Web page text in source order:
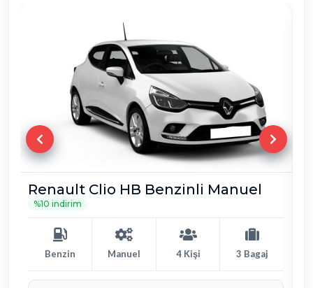
Fiat Egea Benzin Manuel %10 indirim
Benzin Manuel 5 Kişi 4 Bagaj
Günlük